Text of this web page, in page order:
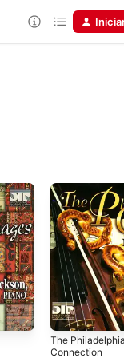
The Philadelphia
Connection